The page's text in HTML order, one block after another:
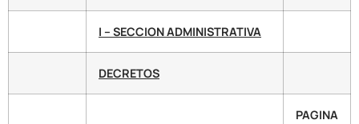
I – SECCION ADMINISTRATIVA
DECRETOS
PAGINA